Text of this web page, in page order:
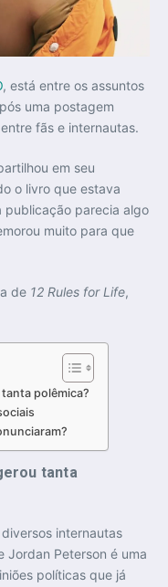
, está entre os assuntos
uma postagem
fãs e internautas.
em seu
o livro que estava
publicação parecia algo
muito para que
de 12 Rules for Life,
polêmica?
tanta
internautas
Jordan Peterson é uma
políticas que já